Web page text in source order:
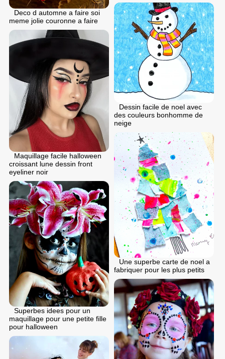
Deco d automne a faire soi
meme jolie couronne a faire
Dessin facile de noel avec
des couleurs bonhomme de
neige
Maquillage facile halloween
croissant lune dessin front
eyeliner noir
Une superbe carte de noel a
fabriquer pour les plus petits
Superbes idees pour un
maquillage pour une petite fille
pour halloween